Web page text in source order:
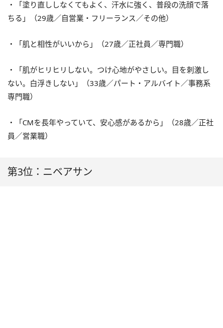
・「塗り直ししなくてもよく、汗水に強く、普段の洗顔で落
ちる」（29歳／自営業・フリーランス／その他）
・「肌と相性がいいから」（27歳／正社員／専門職）
・「肌がヒリヒリしない。つけ心地がやさしい。目を刺激し
ない。白浮きしない」（33歳／パート・アルバイト／事務系
専門職）
・「CMを長年やっていて、安心感があるから」（28歳／正社
員／営業職）
第3位：ニベアサン